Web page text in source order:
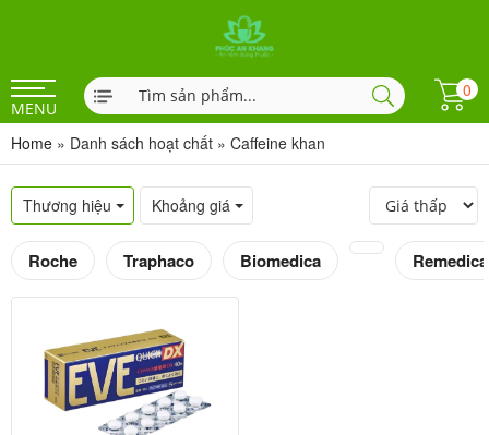
MENU
0
Home » Danh sách hoạt chất » Caffeine khan
Thương hiệu Khoảng giá
Roche Traphaco Biomedica Remedica